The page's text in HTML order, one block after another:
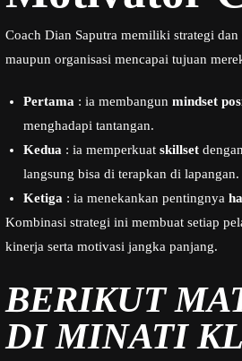
Coach Dian Saputra memiliki strategi
maupun organisasi mencapai tujuan
Pertama : ia membangun mindset
menghadapi tantangan.
Kedua : ia memperkuat skillset
langsung bisa di terapkan di lapangan.
Ketiga : ia menekankan pentingnya
Kombinasi strategi ini membuat setiap
kinerja serta motivasi jangka panjang.
BERIKUT
DI MINATI